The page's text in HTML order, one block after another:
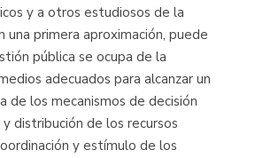
y a otros estudiosos de la
una primera aproximación, puede
pública se ocupa de la
adecuados para alcanzar un
de los mecanismos de decisión
y distribución de los recursos
y estímulo de los